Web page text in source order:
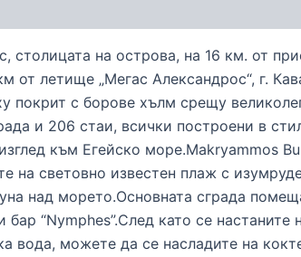
столицата на острова, на 16 км. от
от летище „Мегас Александрос“, г.
покрит с борове хълм срещу
и 206 стаи, всички построени в
към Егейско море.Makryammos
на световно известен плаж с
над морето.Основната сграда
бар “Nymphes”.След като се
вода, можете да се насладите на